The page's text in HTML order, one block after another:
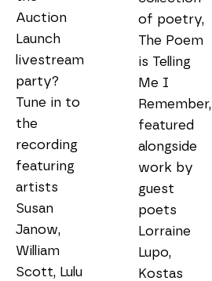
Auction
Launch
livestream
party?
Tune in to
the
recording
featuring
artists
Susan
Janow,
William
Scott, Lulu
of poetry,
The Poem
is Telling
Me I
Remember,
featured
alongside
work by
guest
poets
Lorraine
Lupo,
Kostas